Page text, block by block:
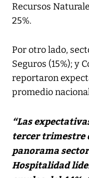
Recursos
25%.
Por otro lado,
Seguros (15%); y
reportaron
promedio
“Las
tercer trimestre
panorama
Hospitalidad